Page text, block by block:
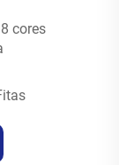
cores